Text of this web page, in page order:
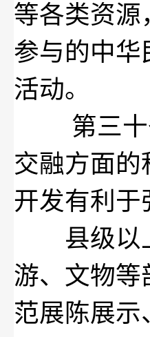
等各类资源
参与的中华
活动。
第三
交融方面
开发有利
县级以上
游、文物等
范展陈展示